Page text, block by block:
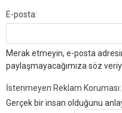
E-posta:
Merak etmeyin, e-posta
paylaşmayacağımıza söz
İstenmeyen Reklam Koruması:
Gerçek bir insan olduğunu